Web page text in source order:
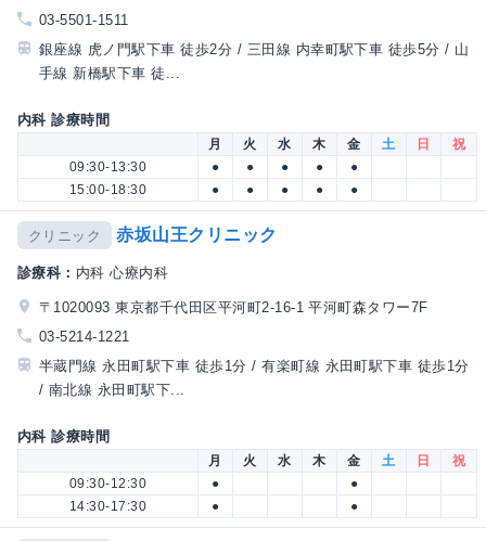
03-5501-1511
銀座線 虎ノ門駅下車 徒歩2分 / 三田線 内幸町駅下車 徒歩5分 / 山
手線 新橋駅下車 徒...
内科 診療時間
月 火 水 木 金 土 日
祝
09:30-13:30
● ● ● ●
●
15:00-18:30
● ● ● ● ●
クリニック 赤坂山王クリニック
診療科： 内科 心療内科
〒1020093 東京都千代田区平河町2-16-1 平河町森タワー7F
03-5214-1221
半蔵門線 永田町駅下車 徒歩1分 / 有楽町線 永田町駅下車 徒歩1分
/ 南北線 永田町駅下...
内科 診療時間
月 火 水 木 金 土 日
祝
09:30-12:30
●
●
14:30-17:30
● ●